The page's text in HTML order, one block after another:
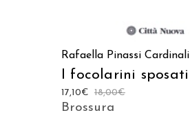
Rafaella Pinassi Cardinali
I focolarini sposati
18,00€
17,10€
Brossura